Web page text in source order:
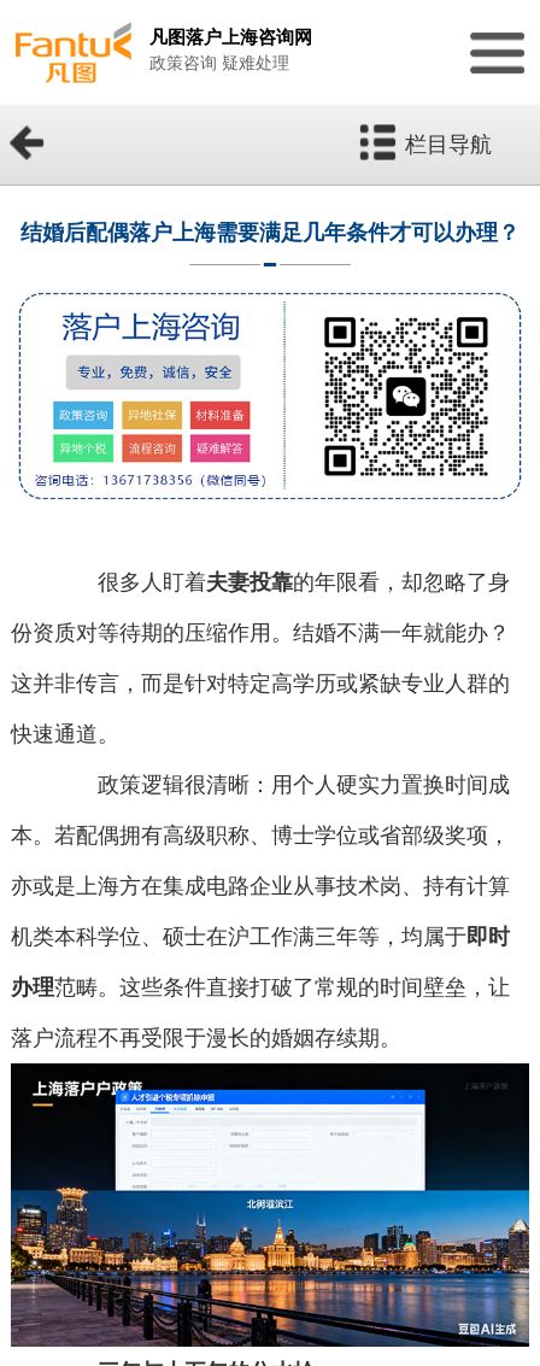
凡图落户上海咨询网
政策咨询 疑难处理
栏目导航
结婚后配偶落户上海需要满足几年条件才可以办理？
很多人盯着夫妻投靠的年限看，却忽略了身
份资质对等待期的压缩作用。结婚不满一年就能办？
这并非传言，而是针对特定高学历或紧缺专业人群的
快速通道。
政策逻辑很清晰：用个人硬实力置换时间成
本。若配偶拥有高级职称、博士学位或省部级奖项，
亦或是上海方在集成电路企业从事技术岗、持有计算
机类本科学位、硕士在沪工作满三年等，均属于即时
办理范畴。这些条件直接打破了常规的时间壁垒，让
落户流程不再受限于漫长的婚姻存续期。